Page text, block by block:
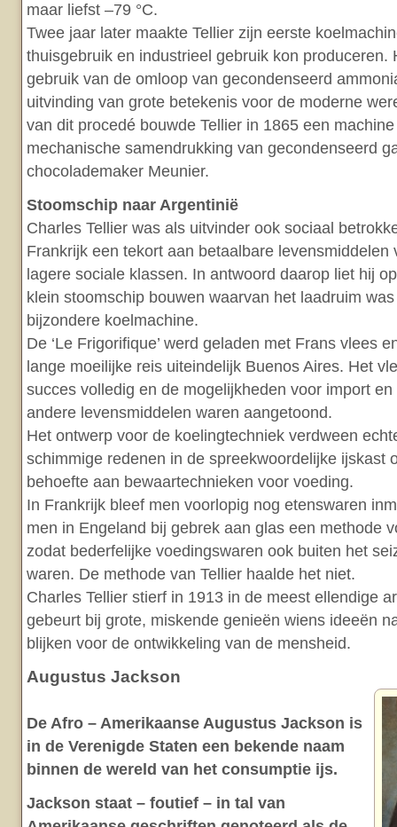
maar liefst –79 °C.
Twee jaar later maakte Tellier zijn eerste
thuisgebruik en industrieel gebruik kon produceren.
gebruik van de omloop van gecondenseerd
uitvinding van grote betekenis voor de moderne
van dit procedé bouwde Tellier in 1865 een
mechanische samendrukking van gecondenseerd
chocolademaker Meunier.
Stoomschip naar Argentinië
Charles Tellier was als uitvinder ook sociaal
Frankrijk een tekort aan betaalbare levensmiddelen
lagere sociale klassen. In antwoord daarop liet hij
klein stoomschip bouwen waarvan het laadruim
bijzondere koelmachine.
De ‘Le Frigorifique’ werd geladen met Frans vlees
lange moeilijke reis uiteindelijk Buenos Aires. Het
succes volledig en de mogelijkheden voor import
andere levensmiddelen waren aangetoond.
Het ontwerp voor de koelingtechniek verdween
schimmige redenen in de spreekwoordelijke ijskast
behoefte aan bewaartechnieken voor voeding.
In Frankrijk bleef men voorlopig nog etenswaren
men in Engeland bij gebrek aan glas een methode
zodat bederfelijke voedingswaren ook buiten het
waren. De methode van Tellier haalde het niet.
Charles Tellier stierf in 1913 in de meest ellendige
gebeurt bij grote, miskende genieën wiens ideeën
blijken voor de ontwikkeling van de mensheid.
Augustus Jackson
De Afro – Amerikaanse Augustus Jackson is
in de Verenigde Staten een bekende naam
binnen de wereld van het consumptie ijs.
Jackson staat – foutief – in tal van